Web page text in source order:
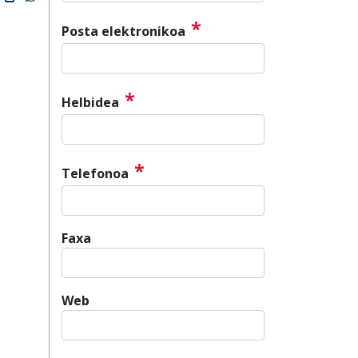
Posta elektronikoa *
Helbidea *
Telefonoa *
Faxa
Web